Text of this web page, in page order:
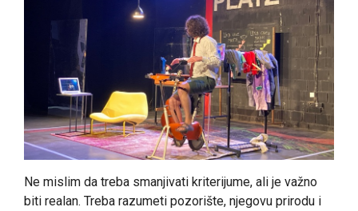
Ne mislim da treba smanjivati kriterijume, ali je važno
biti realan. Treba razumeti pozorište, njegovu prirodu i